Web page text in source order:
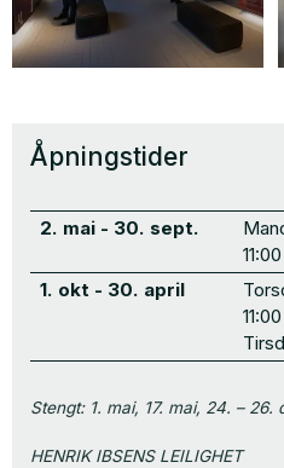
Åpningstider
2. mai - 30. sept.
1. okt - 30. april
Stengt: 1. mai, 17. mai, 24. – 26.
HENRIK IBSENS LEILIGHET